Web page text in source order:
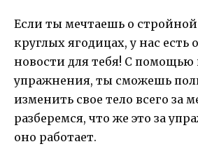
Если ты мечтаешь о
круглых ягодицах, у нас есть
новости для тебя! С помощью
упражнения, ты сможешь
изменить свое тело всего за
разберемся, что же это за
оно работает.